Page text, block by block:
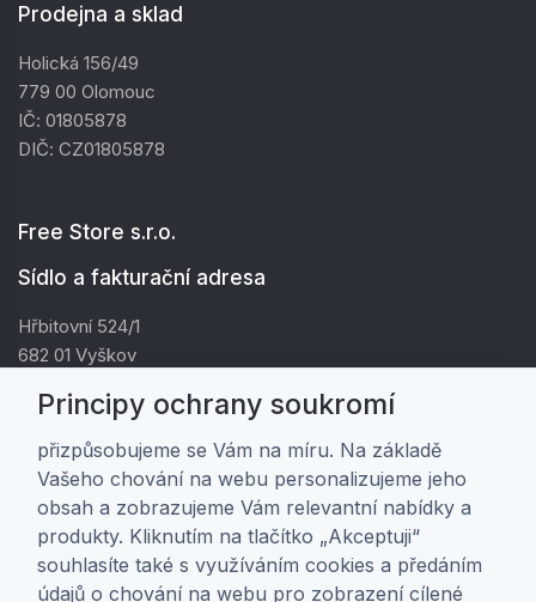
Prodejna a sklad
Holická 156/49
779 00 Olomouc
IČ: 01805878
DIČ: CZ01805878
Free Store s.r.o.
Sídlo a fakturační adresa
Hřbitovní 524/1
682 01 Vyškov
DIČ: CZ01805878
Zákaznická péče
Doprava a platba
Obchodní podmínky
Principy ochrany soukromí
přizpůsobujeme se Vám na míru. Na základě
Vašeho chování na webu personalizujeme jeho
obsah a zobrazujeme Vám relevantní nabídky a
produkty. Kliknutím na tlačítko „Akceptuji“
souhlasíte také s využíváním cookies a předáním
údajů o chování na webu pro zobrazení cílené